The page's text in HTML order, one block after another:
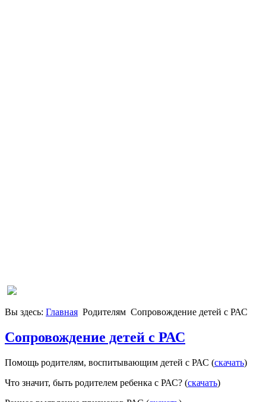
Вы здесь: Главная Родителям Сопровождение детей с РАС
Сопровождение детей с РАС
Помощь родителям, воспитывающим детей с РАС (скачать)
Что значит, быть родителем ребенка с РАС? (скачать)